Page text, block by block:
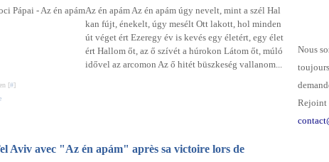
Az én apám Az én apám úgy nevelt, mint a szél Hal
kan fújt, énekelt, úgy mesélt Ott lakott, hol minden
út véget ért Ezeregy év is kevés egy életért, egy élet
ért Hallom őt, az ő szívét a húrokon Látom őt, múló
idővel az arcomon Az ő hitét büszkeség vallanom...
[#]
Aviv avec "Az én apám" après sa victoire lors de
Nous
Rejoint